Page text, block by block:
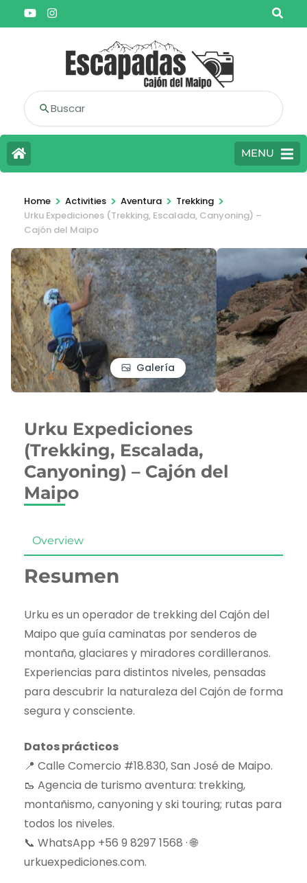
Buscar
MENU
Home > Activities > Aventura > Trekking >
Urku Expediciones (Trekking, Escalada, Canyoning) –
Cajón del Maipo
Galería
Urku Expediciones
(Trekking, Escalada,
Canyoning) – Cajón del
Maipo
Overview
Resumen
Urku es un operador de trekking del Cajón del
Maipo que guía caminatas por senderos de
montaña, glaciares y miradores cordilleranos.
Experiencias para distintos niveles, pensadas
para descubrir la naturaleza del Cajón de forma
segura y consciente.
Datos prácticos
📍 Calle Comercio #18.830, San José de Maipo.
🥾 Agencia de turismo aventura: trekking,
montañismo, canyoning y ski touring; rutas para
todos los niveles.
📞 WhatsApp +56 9 8297 1568 · 🌐
urkuexpediciones.com.